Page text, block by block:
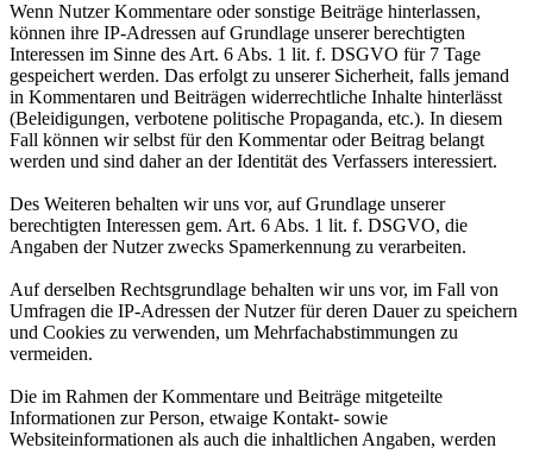
Wenn Nutzer Kommentare oder sonstige Beiträge hinterlassen,
können ihre IP-Adressen auf Grundlage unserer berechtigten
Interessen im Sinne des Art. 6 Abs. 1 lit. f. DSGVO für 7 Tage
gespeichert werden. Das erfolgt zu unserer Sicherheit, falls jemand
in Kommentaren und Beiträgen widerrechtliche Inhalte hinterlässt
(Beleidigungen, verbotene politische Propaganda, etc.). In diesem
Fall können wir selbst für den Kommentar oder Beitrag belangt
werden und sind daher an der Identität des Verfassers interessiert.
Des Weiteren behalten wir uns vor, auf Grundlage unserer
berechtigten Interessen gem. Art. 6 Abs. 1 lit. f. DSGVO, die
Angaben der Nutzer zwecks Spamerkennung zu verarbeiten.
Auf derselben Rechtsgrundlage behalten wir uns vor, im Fall von
Umfragen die IP-Adressen der Nutzer für deren Dauer zu speichern
und Cookies zu verwenden, um Mehrfachabstimmungen zu
vermeiden.
Die im Rahmen der Kommentare und Beiträge mitgeteilte
Informationen zur Person, etwaige Kontakt- sowie
Websiteinformationen als auch die inhaltlichen Angaben, werden